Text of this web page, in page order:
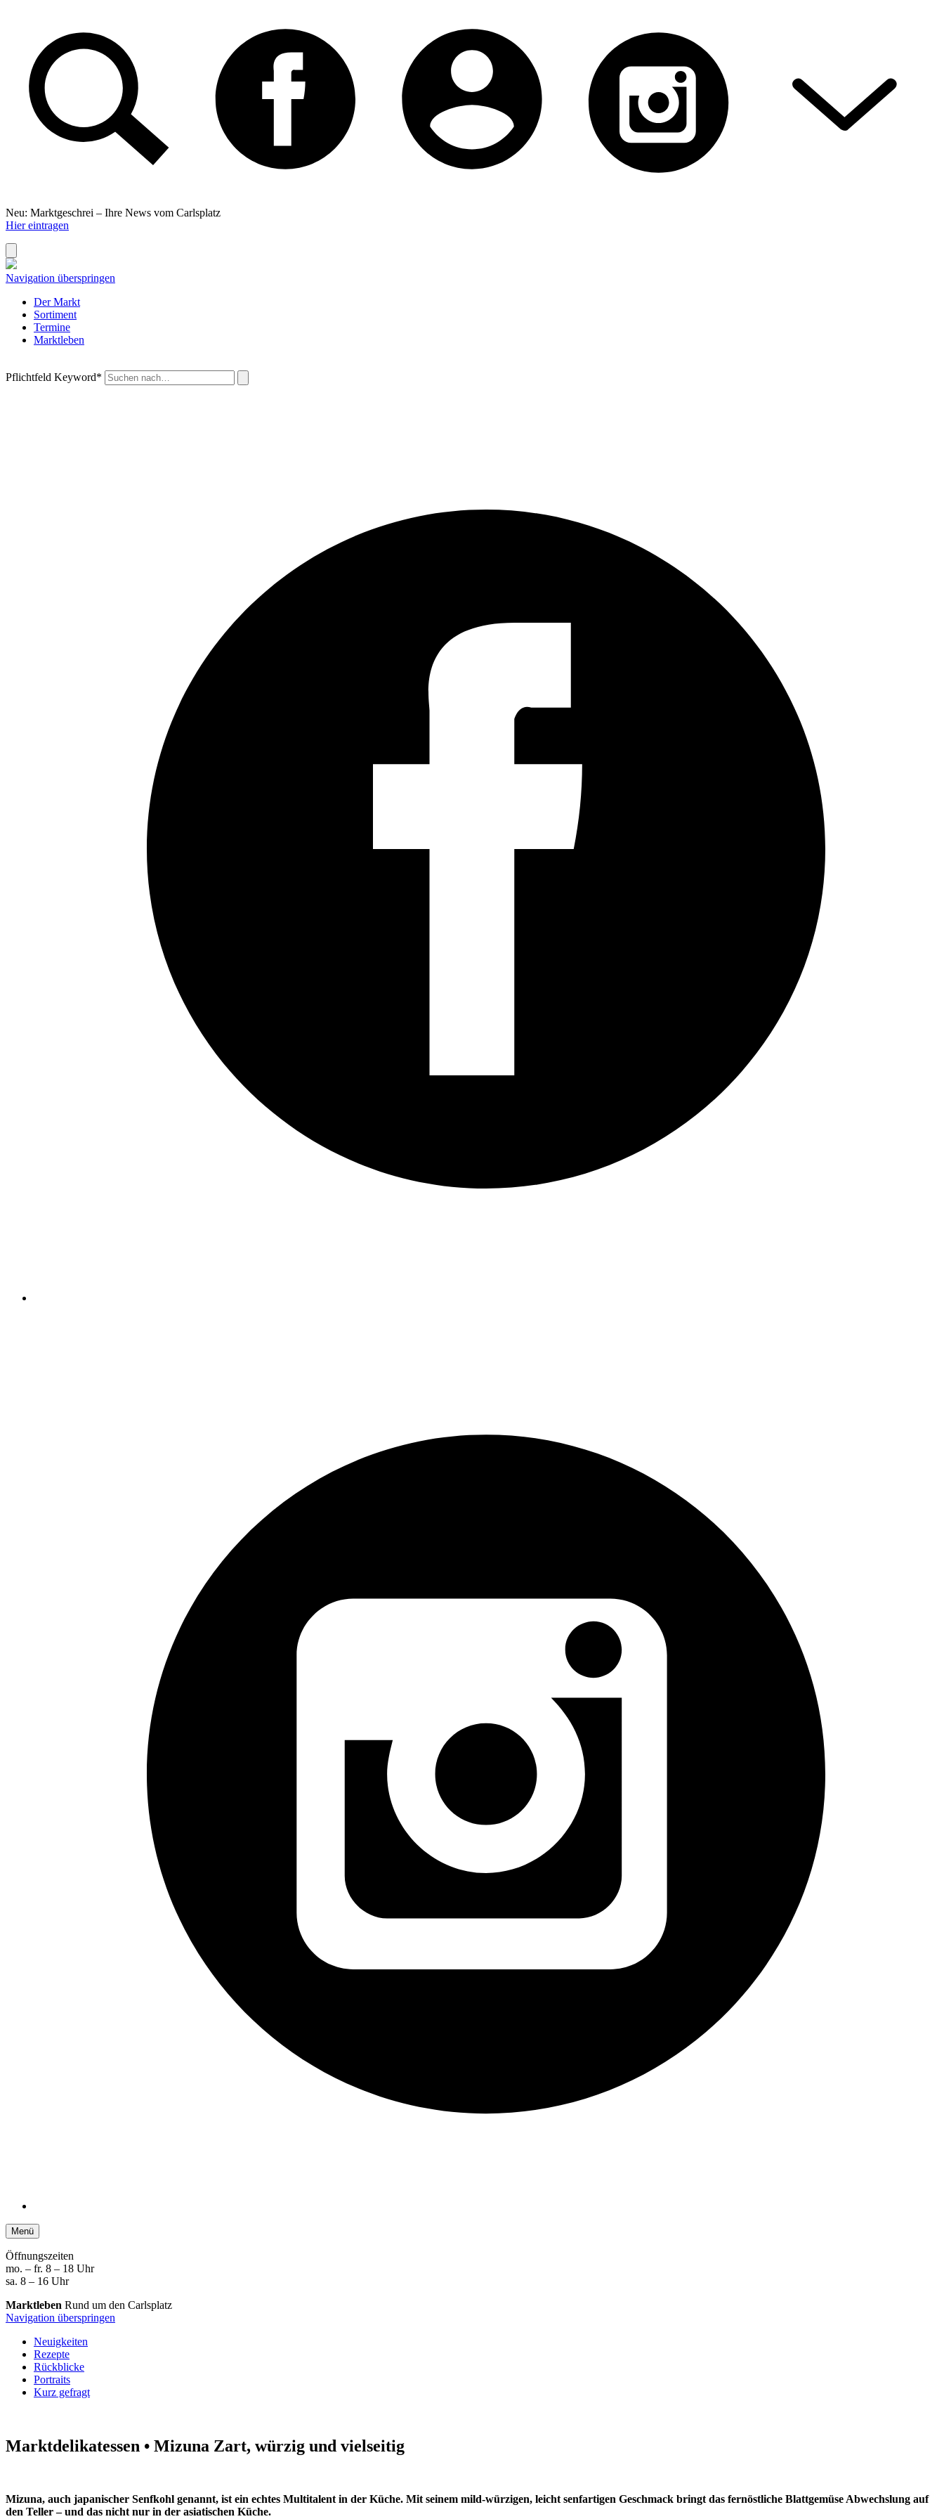
Neu: Marktgeschrei – Ihre News vom Carlsplatz
Hier eintragen
Navigation überspringen
Der Markt
Sortiment
Termine
Marktleben
Pflichtfeld Keyword*
Menü
Öffnungszeiten
mo. – fr. 8 – 18 Uhr
sa. 8 – 16 Uhr
Marktleben Rund um den Carlsplatz
Navigation überspringen
Neuigkeiten
Rezepte
Rückblicke
Portraits
Kurz gefragt
Marktdelikatessen • Mizuna Zart, würzig und vielseitig
Mizuna, auch japanischer Senfkohl genannt, ist ein echtes Multitalent in der Küche. Mit seinem mild-würzigen, leicht senfartigen Geschmack bringt das fernöstliche Blattgemüse Abwechslung auf
den Teller – und das nicht nur in der asiatischen Küche.